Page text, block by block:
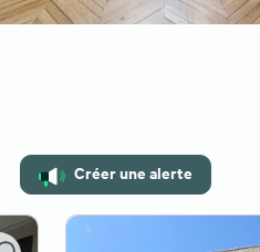
Créer une alerte